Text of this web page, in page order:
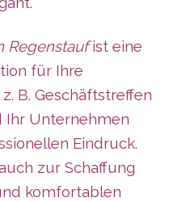
Regenstaufist eine
für Ihre
B. Geschäftstreffen
Ihr Unternehmen
Eindruck.
zur Schaffung
komfortablen